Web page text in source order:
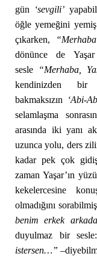
gün
‘sevgili’
öğle yemeğini yemiş
çıkarken,
dönünce de
sesle
“Merhaba,
kendinizden bir
bakmaksızın
‘Abi-
selamlaşma
arasında iki yanı
uzunca yolu, ders
kadar pek çok
zaman Yaşar’ın
kekelercesine
olmadığını
benim erkek
duyulmaz bir
istersen…” –